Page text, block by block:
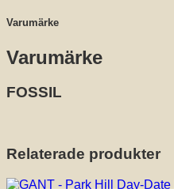
Varumärke
Varumärke
FOSSIL
Relaterade produkter